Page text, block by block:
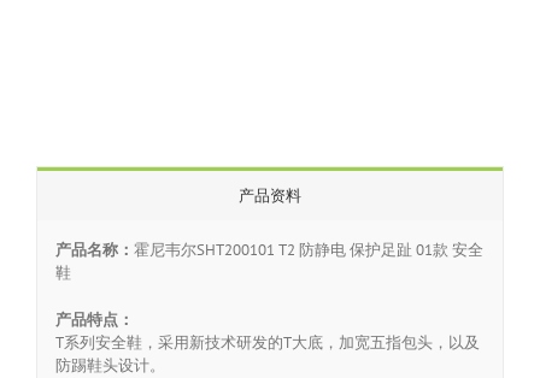
产品资料
产品名称： 霍尼韦尔SHT200101 T2 防静电 保护足趾 01款 安全
鞋
产品特点：
T系列安全鞋，采用新技术研发的T大底，加宽五指包头，以及
防踢鞋头设计。